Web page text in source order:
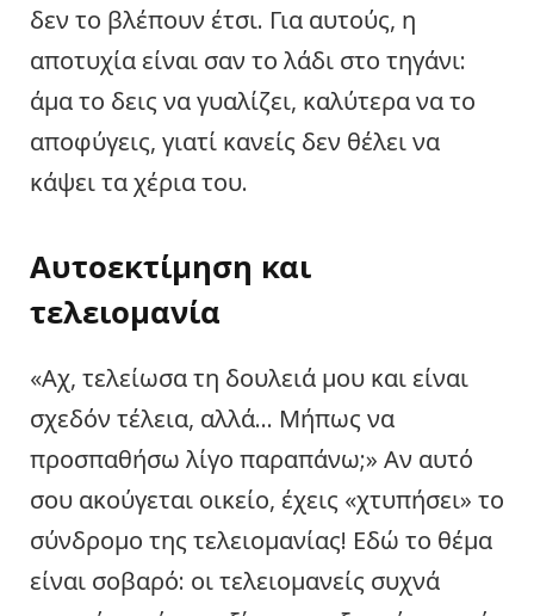
δεν το βλέπουν έτσι. Για αυτούς, η
αποτυχία είναι σαν το λάδι στο τηγάνι:
άμα το δεις να γυαλίζει, καλύτερα να το
αποφύγεις, γιατί κανείς δεν θέλει να
κάψει τα χέρια του.
Αυτοεκτίμηση και
τελειομανία
«Αχ, τελείωσα τη δουλειά μου και είναι
σχεδόν τέλεια, αλλά… Μήπως να
προσπαθήσω λίγο παραπάνω;» Αν αυτό
σου ακούγεται οικείο, έχεις «χτυπήσει» το
σύνδρομο της τελειομανίας! Εδώ το θέμα
είναι σοβαρό: οι τελειομανείς συχνά